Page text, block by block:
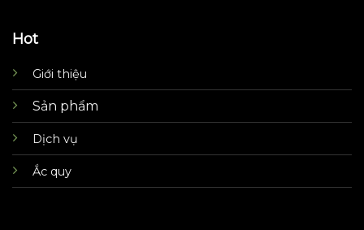
Hot
Giới thiệu
Sản phẩm
Dịch vụ
Ắc quy